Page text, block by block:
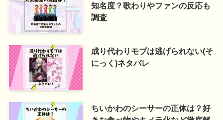
知名度？歌わりやファンの反応も
調査
成り代わりモブは逃げられない(そ
にっく)ネタバレ
ちいかわのシーサーの正体は？好